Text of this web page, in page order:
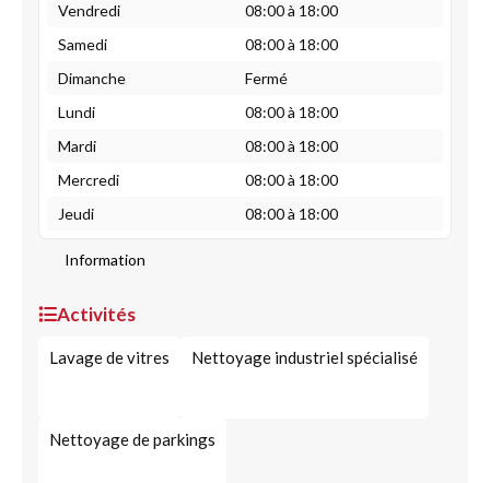
Vendredi
08:00 à 18:00
Samedi
08:00 à 18:00
Dimanche
Fermé
Lundi
08:00 à 18:00
Mardi
08:00 à 18:00
Mercredi
08:00 à 18:00
Jeudi
08:00 à 18:00
Information
Activités
Lavage de vitres Nettoyage industriel spécialisé
Nettoyage de parkings